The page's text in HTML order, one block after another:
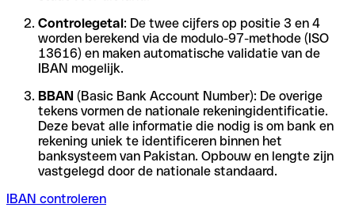
Controlegetal: De twee cijfers op positie 3 en 4
worden berekend via de modulo-97-methode (ISO
13616) en maken automatische validatie van de
IBAN mogelijk.
BBAN (Basic Bank Account Number): De overige
tekens vormen de nationale rekeningidentificatie.
Deze bevat alle informatie die nodig is om bank en
rekening uniek te identificeren binnen het
banksysteem van Pakistan. Opbouw en lengte zijn
vastgelegd door de nationale standaard.
IBAN controleren